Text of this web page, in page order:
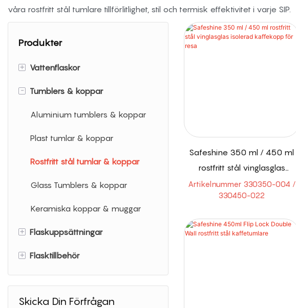
våra rostfritt stål tumlare tillförlitlighet, stil och termisk effektivitet i varje SIP.
Produkter
+ Vattenflaskor
Aluminiumvattenflaskor
Plastvattenflaskor
Protein shaker flaskor
Rostfritt stål vattenflaskor
Glasvattenflaskor
- Tumblers & koppar
Aluminium tumblers & koppar
Plast tumlar & koppar
Rostfritt stål tumlar & koppar
Glass Tumblers & koppar
Keramiska koppar & muggar
+ Flaskuppsättningar
Flaskresor
Flaskgåva
+ Flasktillbehör
Vattenflaskhak
Vattenflaskpåsar
Skicka Din Förfrågan
Safeshine 350 ml / 450 ml
rostfritt stål vinglasglas
isolerad kaffekopp för resa
Artikelnummer 330350-004 /
330450-022